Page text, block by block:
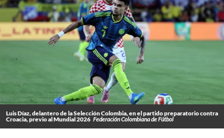
Luis Díaz, delantero de la Selección Colombia, en el partido preparatorio contra
Croacia, previo al Mundial 2026 Federación Colombiana de Fútbol